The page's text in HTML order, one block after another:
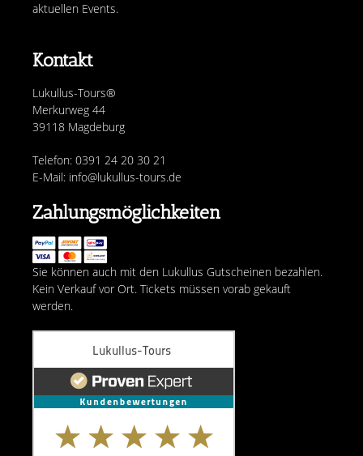
Kontakt
Lukullus-Tours®
Merkurweg 44
39118 Magdeburg
Telefon: 0391 24 20 30 21
E-Mail: info@lukullus-tours.de
aktuellen Events.
Zahlungsmöglichkeiten
Sie können auch mit den Lukullus Gutscheinen bezahlen.
Kein Verkauf vor Ort. Tickets müssen vorab gekauft
werden.